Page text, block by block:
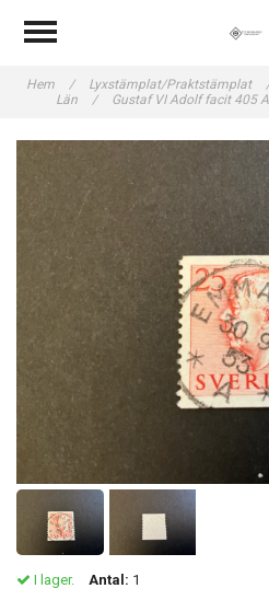
Hem / Lyxstämplat/Praktstämplat
Län
/ Gustaf VI Adolf facit 405
I lager. Antal: 1